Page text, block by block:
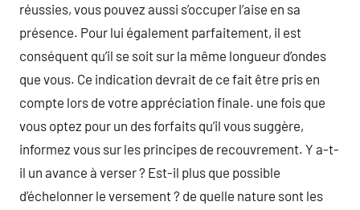
réussies, vous pouvez aussi s’occuper l’aise en sa
présence. Pour lui également parfaitement, il est
conséquent qu’il se soit sur la même longueur d’ondes
que vous. Ce indication devrait de ce fait être pris en
compte lors de votre appréciation finale. une fois que
vous optez pour un des forfaits qu’il vous suggère,
informez vous sur les principes de recouvrement. Y a-t-
il un avance à verser ? Est-il plus que possible
d’échelonner le versement ? de quelle nature sont les